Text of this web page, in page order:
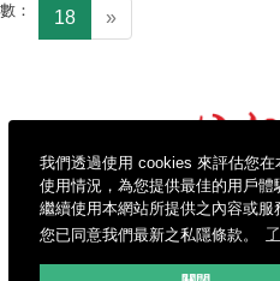
我們透過使用 cookies 來評估您在
使用情況，為您提供最佳的用戶體
繼續使用本網站所提供之內容或服
您已同意我們最新之私隱條款。
數：
18 »
信報財經新聞有限公司
Copyright © 2026 Hong Kong
Limited. All